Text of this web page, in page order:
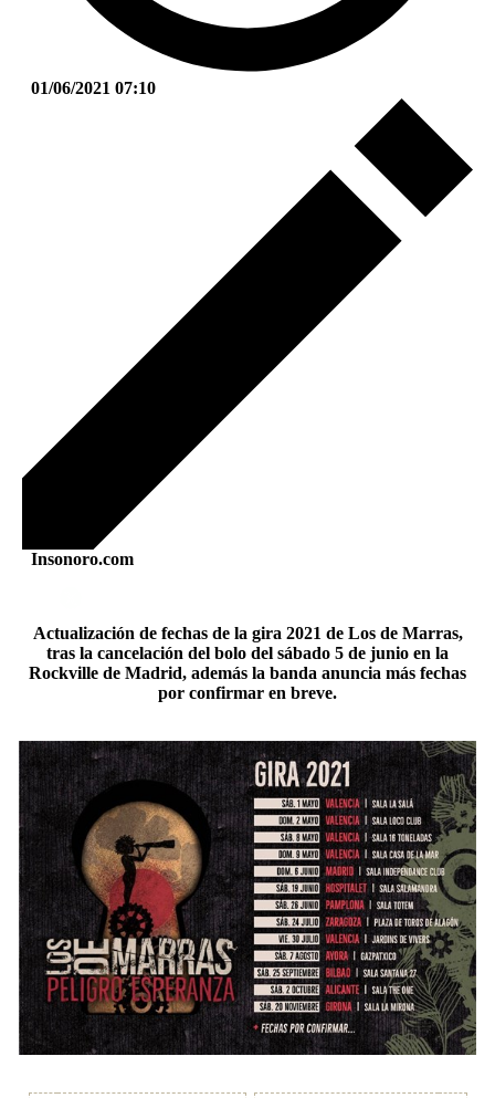
01/06/2021 07:10
Insonoro.com
Actualización de fechas de la gira 2021 de Los de Marras,
tras la cancelación del bolo del sábado 5 de junio en la
Rockville de Madrid, además la banda anuncia más fechas
por confirmar en breve.